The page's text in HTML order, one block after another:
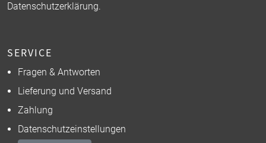
Datenschutzerklärung.
SERVICE
Fragen & Antworten
Lieferung und Versand
Zahlung
Datenschutzeinstellungen